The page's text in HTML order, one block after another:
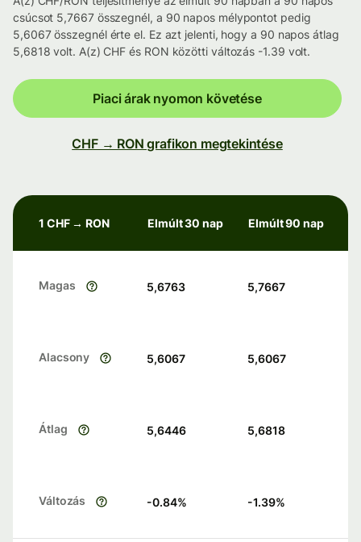
csúcsot 5,7667 összegnél, a 90 napos mélypontot pedig
5,6067 összegnél érte el. Ez azt jelenti, hogy a 90 napos átlag
5,6818 volt. A(z) CHF és RON közötti változás -1.39 volt.
Piaci árak nyomon követése
CHF → RON grafikon megtekintése
1 CHF → RON Elmúlt 30 nap Elmúlt 90 nap
Magas 5,6763 5,7667
Alacsony 5,6067 5,6067
Átlag 5,6446 5,6818
Változás -0.84% -1.39%